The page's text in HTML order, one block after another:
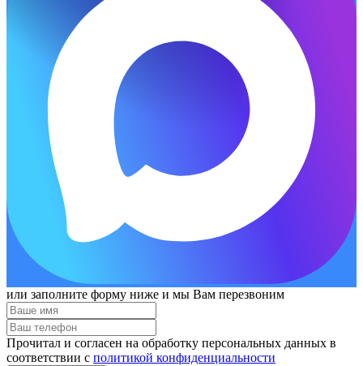
или заполните форму ниже и мы Вам перезвоним
Прочитал и согласен на обработку персональных данных в
соответствии с политикой конфиденциальности